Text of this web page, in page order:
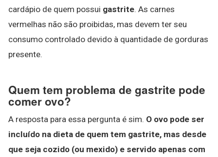
cardápio de quem possui gastrite. As carnes
vermelhas não são proibidas, mas devem ter seu
consumo controlado devido à quantidade de gorduras
presente.
Quem tem problema de gastrite pode
comer ovo?
A resposta para essa pergunta é sim. O ovo pode ser
incluído na dieta de quem tem gastrite, mas desde
que seja cozido (ou mexido) e servido apenas com